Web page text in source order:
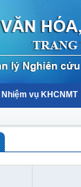
Nhiệm vụ KHCNMT